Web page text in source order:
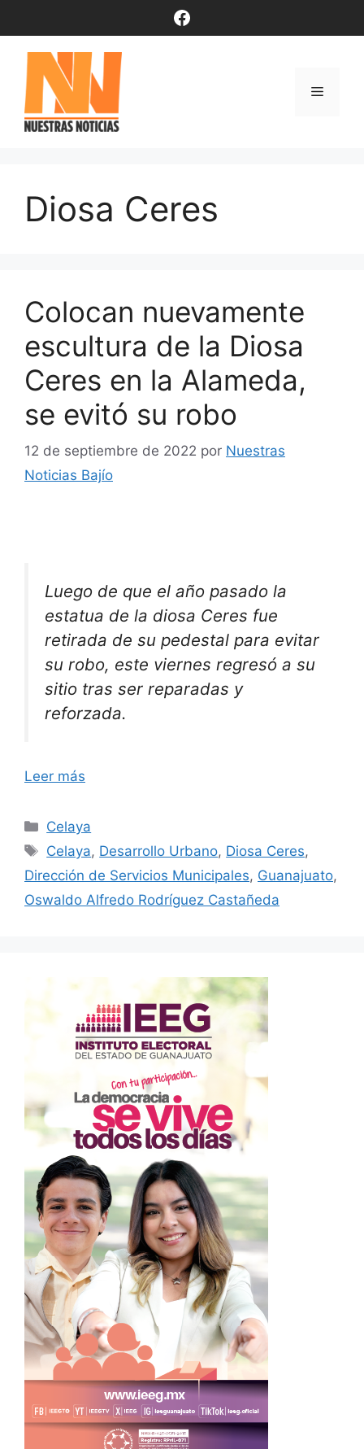
contenido
Facebook
Menú
Diosa Ceres
Colocan nuevamente
escultura de la Diosa
Ceres en la Alameda,
se evitó su robo
12 de septiembre de 2022 por Nuestras
Noticias Bajío
Luego de que el año pasado la
estatua de la diosa Ceres fue
retirada de su pedestal para evitar
su robo, este viernes regresó a su
sitio tras ser reparadas y
reforzada.
Leer más
Categorías
Celaya
Etiquetas
Celaya, Desarrollo Urbano, Diosa Ceres,
Dirección de Servicios Municipales, Guanajuato,
Oswaldo Alfredo Rodríguez Castañeda